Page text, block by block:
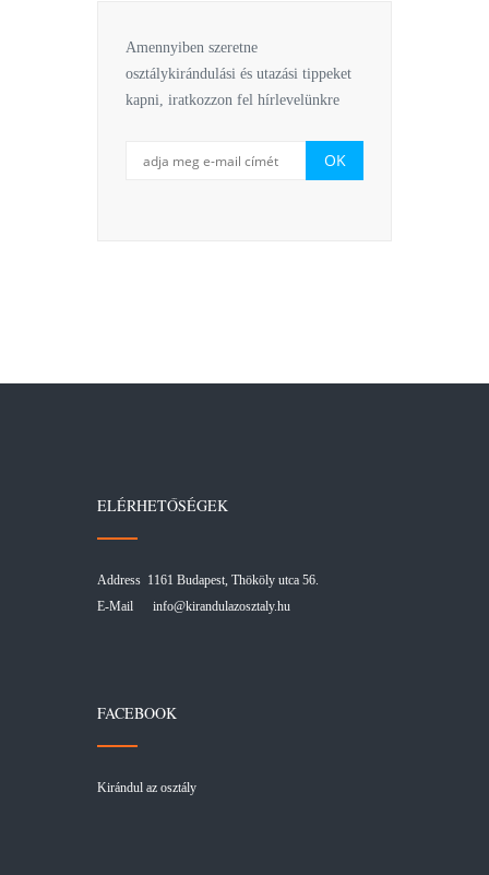
Amennyiben szeretne
osztálykirándulási és utazási tippeket
kapni, iratkozzon fel hírlevelünkre
ELÉRHETŐSÉGEK
Address 1161 Budapest, Thököly utca 56.
E-Mail info@kirandulazosztaly.hu
FACEBOOK
Kirándul az osztály